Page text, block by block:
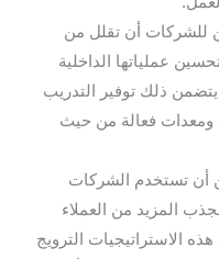
للشركات أن تقلل من
عملياتها الداخلية
ذلك توفير التدريب
ومعدات فعالة من حيث
أن تستخدم الشركات
المزيد من العملاء
الاستراتيجيات الترويج